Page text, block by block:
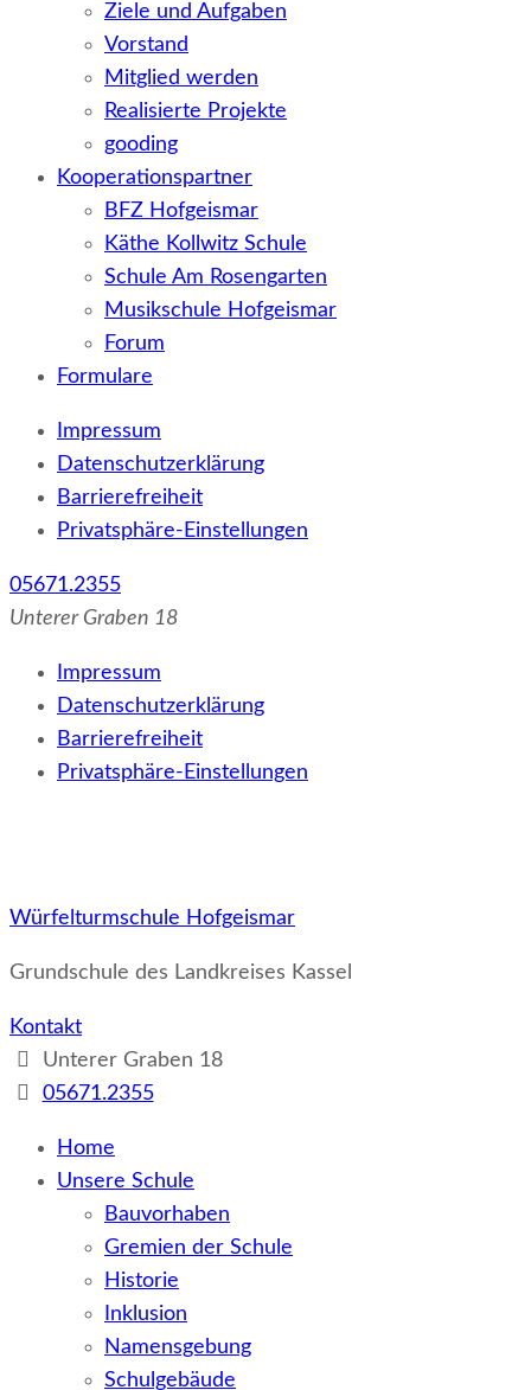
Ziele und Aufgaben
Vorstand
Mitglied werden
Realisierte Projekte
gooding
Kooperationspartner
BFZ Hofgeismar
Käthe Kollwitz Schule
Schule Am Rosengarten
Musikschule Hofgeismar
Forum
Formulare
Impressum
Datenschutzerklärung
Barrierefreiheit
Privatsphäre-Einstellungen
05671.2355
Unterer Graben 18
Impressum
Datenschutzerklärung
Barrierefreiheit
Privatsphäre-Einstellungen
Würfelturmschule Hofgeismar
Grundschule des Landkreises Kassel
Kontakt
Unterer Graben 18
05671.2355
Home
Unsere Schule
Bauvorhaben
Gremien der Schule
Historie
Inklusion
Namensgebung
Schulgebäude